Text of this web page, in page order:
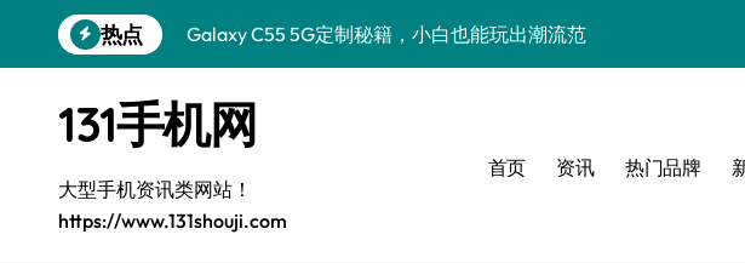
到
热点
Galaxy C55 5G定制秘籍，小白也能玩出潮流范
S25+上手秒变焦点！
Fold6美化秘诀，小白秒变高阶玩家
Galaxy Z Fold6：折叠美出新高度！
131手机网
大型手机资讯类网站！
https://www.131shouji.com
首页 资讯 热门品牌